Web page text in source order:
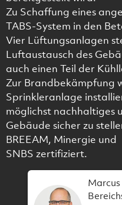
Zu Schaffung eines
TABS-System in den
Vier Lüftungsanlagen
Luftaustausch des
auch einen Teil der
Zur Brandbekämpfung
Sprinkleranlage
möglichst nachhaltiges
Gebäude sicher zu
BREEAM, Minergie und
SNBS zertifiziert.